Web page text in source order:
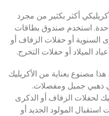
أكثر بكثير من مجرد
استخدم صندوق بطاقات
السنوية أو حفلات الزفاف أو
الميلاد أو حفلات التخرج.
مصنوع بعناية من الأكريليك
ذهبي جميل ومفصلات.
لحفلات الزفاف أو الذكرى
المولود الجديد أو